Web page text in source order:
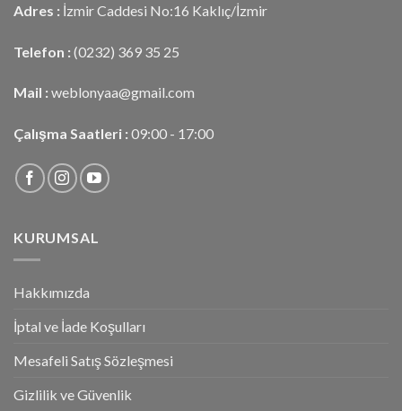
Adres : İzmir Caddesi No:16 Kaklıç/İzmir
Telefon : (0232) 369 35 25
Mail : weblonyaa@gmail.com
Çalışma Saatleri : 09:00 - 17:00
KURUMSAL
Hakkımızda
İptal ve İade Koşulları
Mesafeli Satış Sözleşmesi
Gizlilik ve Güvenlik